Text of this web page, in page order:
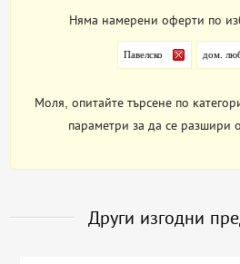
Няма намерени оферти по
Павелско дом.
Моля, опитайте търсене по
параметри за да се разшири
Други изгодни